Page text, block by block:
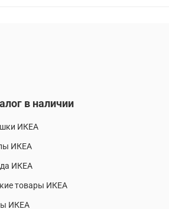
в наличии
ИКЕА
ИКЕА
ИКЕА
товары ИКЕА
ИКЕА